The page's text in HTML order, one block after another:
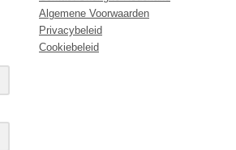
Algemene Voorwaarden
Privacybeleid
Cookiebeleid